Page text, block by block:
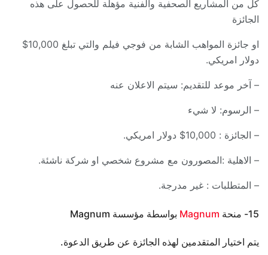
كل من المشاريع الصحفية والفنية مؤهلة للحصول على هذه
الجائزة
او جائزة المواهب الشابة من فوجي فيلم والتي تبلغ 10,000$
دولار امريكي.
– آخر موعد للتقديم: سيتم الاعلان عنه
– الرسوم: لا شيء
– الجائزة : 10,000$ دولار امريكي.
– الاهلية :المصورون مع مشروع شخصي او شركة ناشئة.
– المتطلبات : غير مدرجة.
15- منحة Magnum بواسطة مؤسسة Magnum
يتم اختيار المتقدمين لهذه الجائزة عن طريق الدعوة.